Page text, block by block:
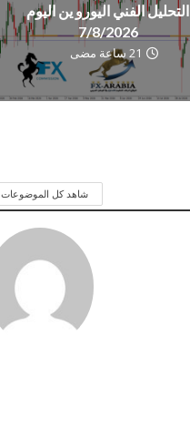
التحليل الفني اليورو ين اليوم
7/8/2026
21 ساعة مضى
شاهد كل الموضوعات